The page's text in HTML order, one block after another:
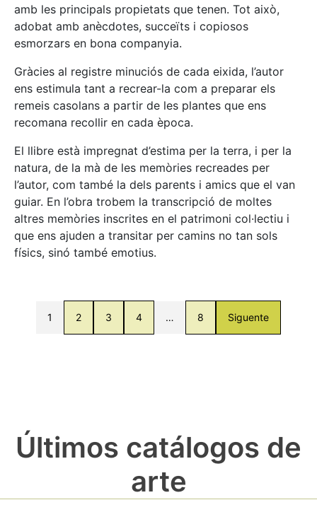
amb les principals propietats que tenen. Tot això,
adobat amb anècdotes, succeïts i copiosos
esmorzars en bona companyia.
Gràcies al registre minuciós de cada eixida, l’autor
ens estimula tant a recrear-la com a preparar els
remeis casolans a partir de les plantes que ens
recomana recollir en cada època.
El llibre està impregnat d’estima per la terra, i per la
natura, de la mà de les memòries recreades per
l’autor, com també la dels parents i amics que el van
guiar. En l’obra trobem la transcripció de moltes
altres memòries inscrites en el patrimoni col·lectiu i
que ens ajuden a transitar per camins no tan sols
físics, sinó també emotius.
1 2 3 4 … 8 Siguente
Últimos catálogos de
arte